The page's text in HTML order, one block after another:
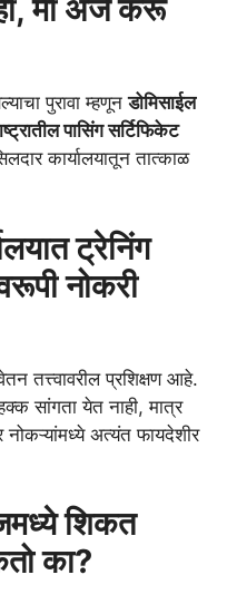
मी अर्ज करू
पुरावा म्हणूनडोमिसाईल
पासिंग सर्टिफिकेट
कार्यालयातून तात्काळ
ट्रेनिंग
नोकरी
तत्त्वावरील प्रशिक्षण आहे.
सांगता येत नाही, मात्र
अत्यंत फायदेशीर
शिकत
का?